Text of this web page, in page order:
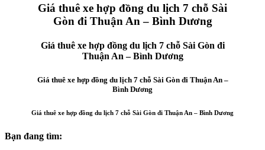
Giá thuê xe hợp đồng du lịch 7 chỗ Sài
Gòn đi Thuận An – Bình Dương
Giá thuê xe hợp đồng du lịch 7 chỗ Sài Gòn đi
Thuận An – Bình Dương
Giá thuê xe hợp đồng du lịch 7 chỗ Sài Gòn đi Thuận An –
Bình Dương
Giá thuê xe hợp đồng du lịch 7 chỗ Sài Gòn đi Thuận An – Bình Dương
Bạn đang tìm: